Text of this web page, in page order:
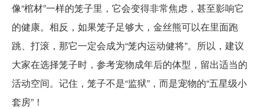
像“棺材”一样的笼子里，它会变得非常焦虑，甚至影响它
的健康。相反，如果笼子足够大，金丝熊可以在里面跑
跳、打滚，那它一定会成为“笼内运动健将”。所以，建议
大家在选择笼子时，参考宠物成年后的体型，留出适当的
活动空间。记住，笼子不是“监狱”，而是宠物的“五星级小
套房”！